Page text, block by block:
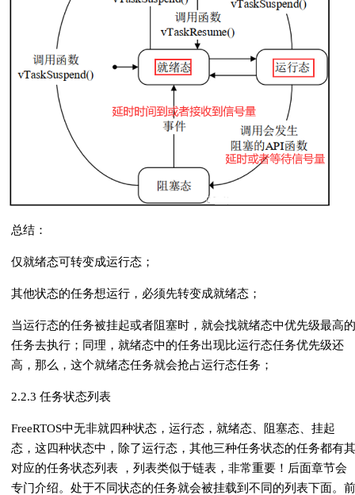
总结：
仅就绪态可转变成运行态；
其他状态的任务想运行，必须先转变成就绪态；
当运行态的任务被挂起或者阻塞时，就会找就绪态中优先级最高的
任务去执行；同理，就绪态中的任务出现比运行态任务优先级还
高，那么，这个就绪态任务就会抢占运行态任务；
2.2.3 任务状态列表
FreeRTOS中无非就四种状态，运行态，就绪态、阻塞态、挂起
态，这四种状态中，除了运行态，其他三种任务状态的任务都有其
对应的任务状态列表 ，列表类似于链表，非常重要！后面章节会
专门介绍。处于不同状态的任务就会被挂载到不同的列表下面。前